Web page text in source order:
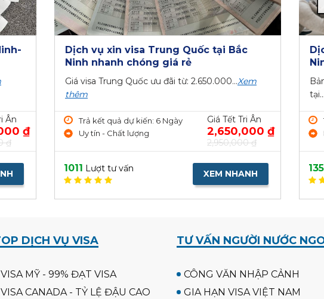
Ân
₫
₫
Dịch vụ xin visa Trung Quốc tại Bắc
Ninh nhanh chóng giá rẻ
Giá visa Trung Quốc ưu đãi từ: 2.650.000...Xem
thêm
Trả kết quả dự kiến: 6 Ngày
Uy tín - Chất lượng
Giá Tết Tri Ân
2,650,000 ₫
2,950,000 ₫
1011 Lượt tư vấn XEM NHANH
tại...
DỊCH VỤ VISA
VISA MỸ - 99% ĐẠT VISA
VISA CANADA - TỶ LỆ ĐẬU CAO
TƯ VẤN NGƯỜI NƯỚC
CÔNG VĂN NHẬP CẢNH
GIA HẠN VISA VIỆT NAM